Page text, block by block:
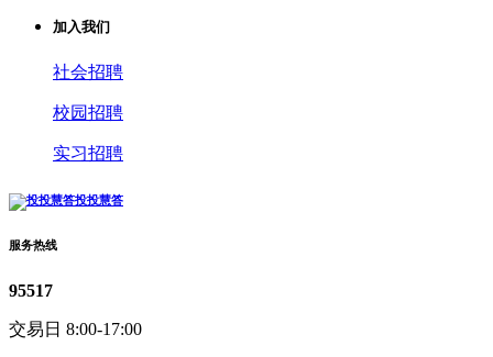
加入我们
社会招聘
校园招聘
实习招聘
投投慧答
服务热线
95517
交易日 8:00-17:00